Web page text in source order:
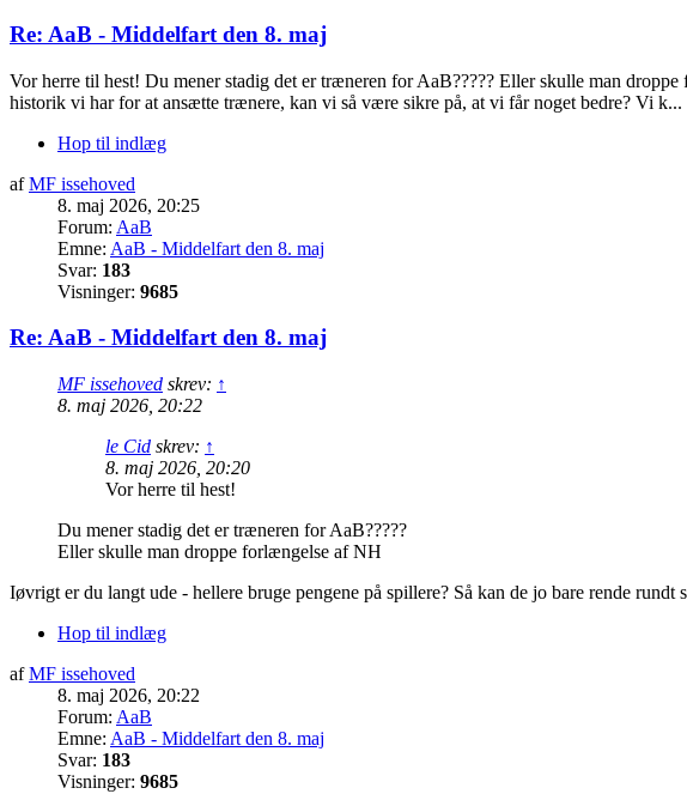
Re: AaB - Middelfart den 8. maj
Vor herre til hest! Du mener stadig det er træneren for AaB????? Eller skulle man
historik vi har for at ansætte trænere, kan vi så være sikre på, at vi får noget bedre? Vi k...
Hop til indlæg
afMF issehoved
8. maj 2026, 20:25
Forum: AaB
Emne: AaB - Middelfart den 8. maj
Svar: 183
Visninger: 9685
Re: AaB - Middelfart den 8. maj
MF issehoved skrev: ↑
8. maj 2026, 20:22
le Cid skrev: ↑
8. maj 2026, 20:20
Vor herre til hest!
Du mener stadig det er træneren for AaB?????
Eller skulle man droppe forlængelse af NH
Iøvrigt er du langt ude - hellere bruge pengene på spillere? Så kan de jo bare rende
Hop til indlæg
afMF issehoved
8. maj 2026, 20:22
Forum: AaB
Emne: AaB - Middelfart den 8. maj
Svar: 183
Visninger: 9685